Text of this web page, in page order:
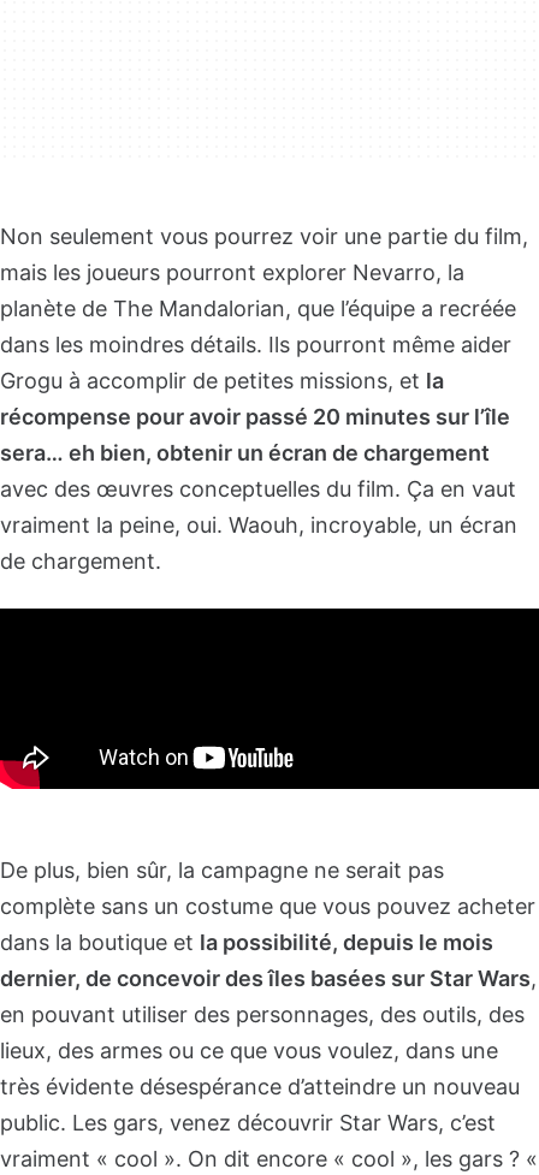
Non seulement vous pourrez voir une partie du film,
mais les joueurs pourront explorer Nevarro, la
planète de The Mandalorian, que l’équipe a recréée
dans les moindres détails. Ils pourront même aider
Grogu à accomplir de petites missions, et la
récompense pour avoir passé 20 minutes sur l’île
sera… eh bien, obtenir un écran de chargement
avec des œuvres conceptuelles du film. Ça en vaut
vraiment la peine, oui. Waouh, incroyable, un écran
de chargement.
De plus, bien sûr, la campagne ne serait pas
complète sans un costume que vous pouvez acheter
dans la boutique et la possibilité, depuis le mois
dernier, de concevoir des îles basées sur Star Wars,
en pouvant utiliser des personnages, des outils, des
lieux, des armes ou ce que vous voulez, dans une
très évidente désespérance d’atteindre un nouveau
public. Les gars, venez découvrir Star Wars, c’est
vraiment « cool ». On dit encore « cool », les gars ? «